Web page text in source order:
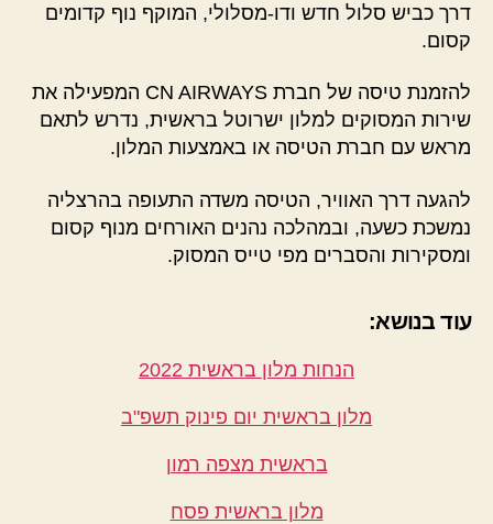
דרך כביש סלול חדש ודו-מסלולי, המוקף נוף קדומים
קסום.
להזמנת טיסה של חברת CN AIRWAYS המפעילה את
שירות המסוקים למלון ישרוטל בראשית, נדרש לתאם
מראש עם חברת הטיסה או באמצעות המלון.
להגעה דרך האוויר, הטיסה משדה התעופה בהרצליה
נמשכת כשעה, ובמהלכה נהנים האורחים מנוף קסום
ומסקירות והסברים מפי טייס המסוק.
עוד בנושא:
הנחות מלון בראשית 2022
מלון בראשית יום פינוק תשפ"ב
בראשית מצפה רמון
מלון בראשית פסח